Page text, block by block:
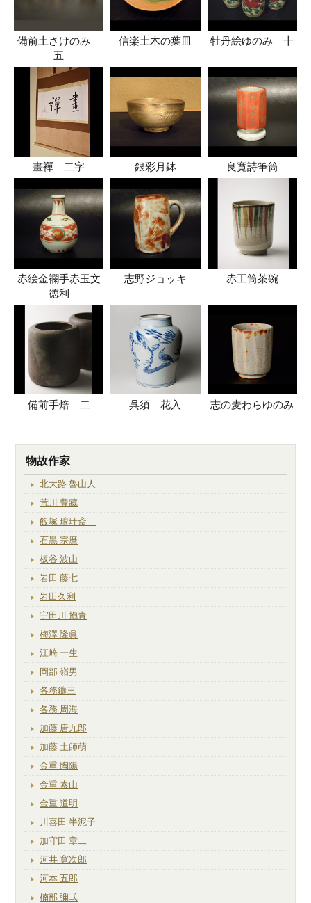
備前土さけのみ
五
信楽土木の葉皿 牡丹絵ゆのみ 十
畫襌 二字 銀彩月鉢 良寛詩筆筒
赤絵金襴手赤玉文
徳利
志野ジョッキ 赤工筒茶碗
備前手焙 二 呉須 花入 志の麦わらゆのみ
物故作家
北大路 魯山人
荒川 豊藏
飯塚 琅玕斎
石黒 宗麿
板谷 波山
岩田 藤七
岩田久利
宇田川 抱青
梅澤 隆眞
江崎 一生
岡部 嶺男
各務鑛三
各務 周海
加藤 唐九郎
加藤 土師萌
金重 陶陽
金重 素山
金重 道明
川喜田 半泥子
加守田 章二
河井 寛次郎
河本 五郎
楠部 彌弌